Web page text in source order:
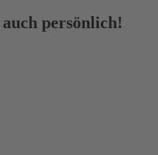
persönlich!